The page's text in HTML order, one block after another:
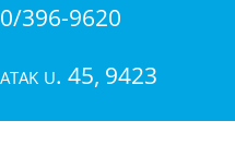
396-9620
u. 45, 9423